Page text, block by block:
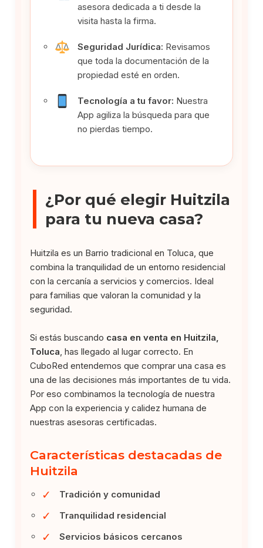
asesora dedicada a ti desde la
visita hasta la firma.
Seguridad Jurídica: Revisamos
que toda la documentación de la
propiedad esté en orden.
Tecnología a tu favor: Nuestra
App agiliza la búsqueda para que
no pierdas tiempo.
¿Por qué elegir Huitzila
para tu nueva casa?
Huitzila es un Barrio tradicional en Toluca, que
combina la tranquilidad de un entorno residencial
con la cercanía a servicios y comercios. Ideal
para familias que valoran la comunidad y la
seguridad.
Si estás buscando casa en venta en Huitzila,
Toluca , has llegado al lugar correcto. En
CuboRed entendemos que comprar una casa es
una de las decisiones más importantes de tu vida.
Por eso combinamos la tecnología de nuestra
App con la experiencia y calidez humana de
nuestras asesoras certificadas.
Características destacadas de
Huitzila
✓ Tradición y comunidad
✓ Tranquilidad residencial
✓ Servicios básicos cercanos